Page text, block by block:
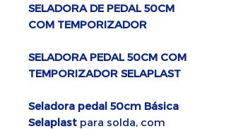
SELADORA DE PEDAL 50CM
COM TEMPORIZADOR
SELADORA PEDAL 50CM COM
TEMPORIZADOR SELAPLAST
Seladora pedal 50cm Básica
Selaplast para solda, com